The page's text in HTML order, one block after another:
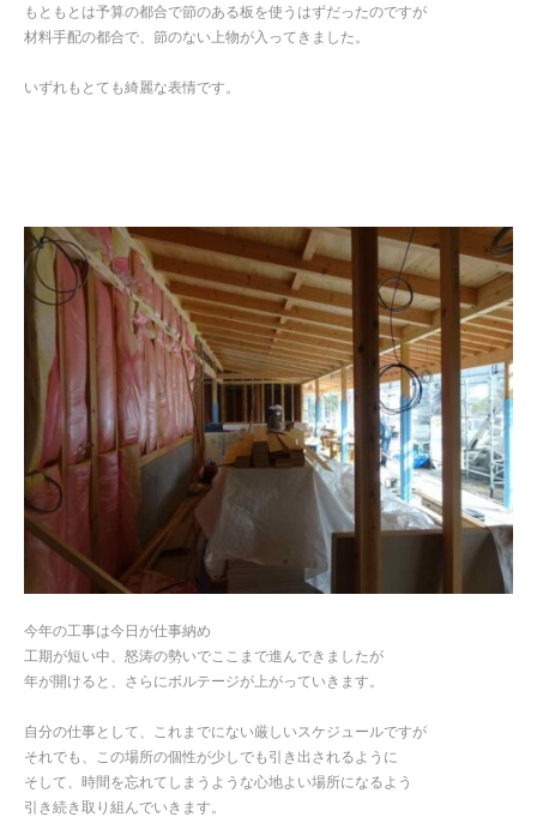
もともとは予算の都合で節のある板を使うはずだったのですが
材料手配の都合で、節のない上物が入ってきました。
いずれもとても綺麗な表情です。
今年の工事は今日が仕事納め
工期が短い中、怒涛の勢いでここまで進んできましたが
年が開けると、さらにボルテージが上がっていきます。
自分の仕事として、これまでにない厳しいスケジュールですが
それでも、この場所の個性が少しでも引き出されるように
そして、時間を忘れてしまうような心地よい場所になるよう
引き続き取り組んでいきます。